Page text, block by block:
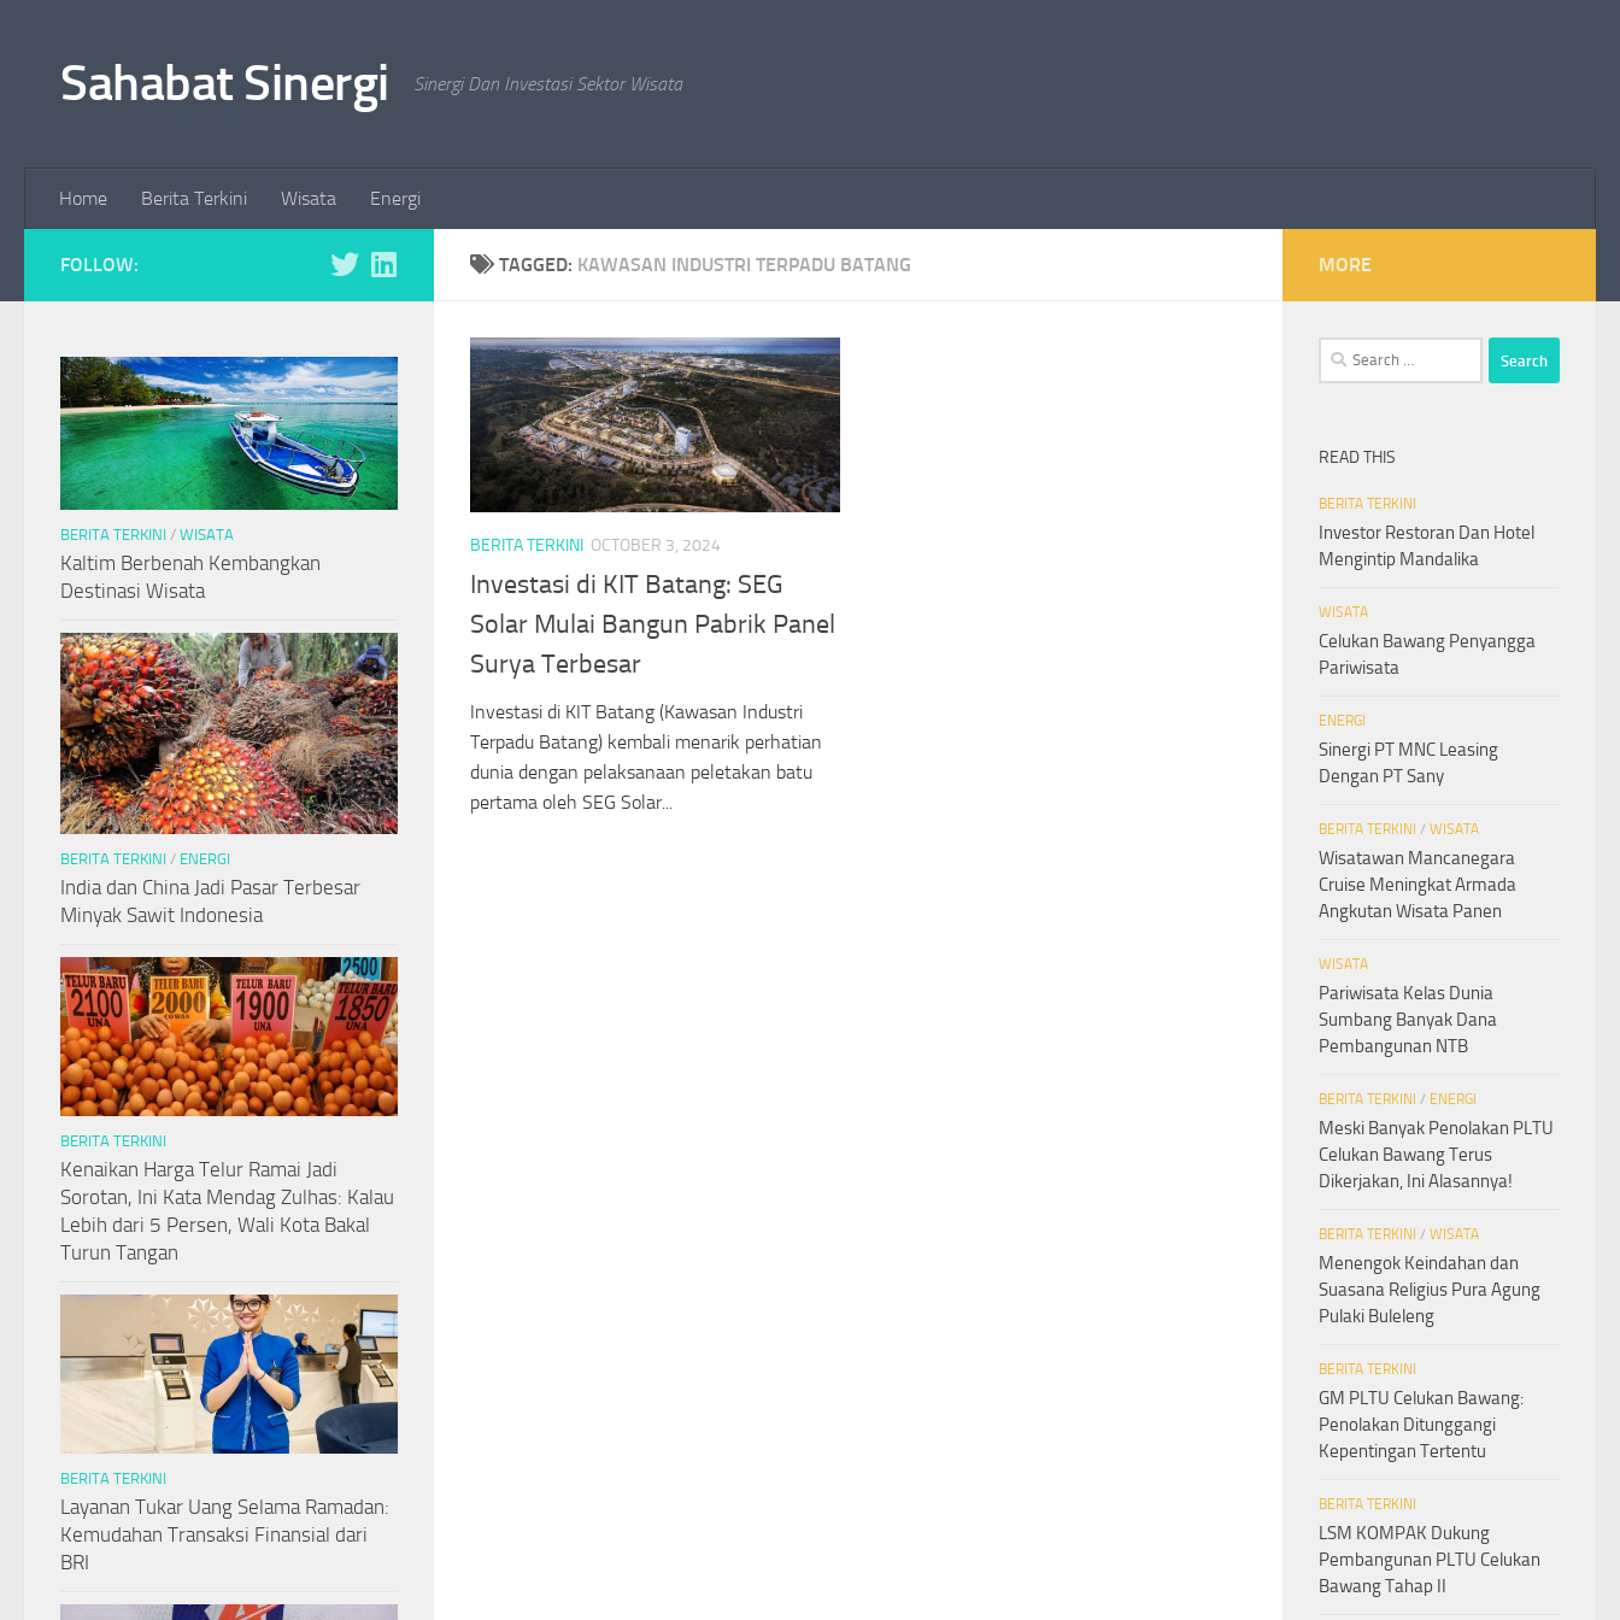
Sahabat Sinergi Sinergi Dan Investasi Sektor Wisata
Home Berita Terkini Wisata Energi
TAGGED: KAWASAN INDUSTRI TERPADU BATANG
BERITA TERKINI OCTOBER 3, 2024
Investasi di KIT Batang: SEG
Solar Mulai Bangun Pabrik Panel
Surya Terbesar
Investasi di KIT Batang (Kawasan Industri
Terpadu Batang) kembali menarik perhatian
dunia dengan pelaksanaan peletakan batu
pertama oleh SEG Solar...
FOLLOW:
BERITA TERKINI / WISATA
Kaltim Berbenah Kembangkan
Destinasi Wisata
BERITA TERKINI / ENERGI
India dan China Jadi Pasar Terbesar
Minyak Sawit Indonesia
BERITA TERKINI
Kenaikan Harga Telur Ramai Jadi
Sorotan, Ini Kata Mendag Zulhas: Kalau
Lebih dari 5 Persen, Wali Kota Bakal
Turun Tangan
BERITA TERKINI
Layanan Tukar Uang Selama Ramadan:
Kemudahan Transaksi Finansial dari
BRI
MORE
Search
for:
READ THIS
BERITA TERKINI
Investor Restoran Dan Hotel
Mengintip Mandalika
WISATA
Celukan Bawang Penyangga
Pariwisata
ENERGI
Sinergi PT MNC Leasing
Dengan PT Sany
BERITA TERKINI / WISATA
Wisatawan Mancanegara
Cruise Meningkat Armada
Angkutan Wisata Panen
WISATA
Pariwisata Kelas Dunia
Sumbang Banyak Dana
Pembangunan NTB
BERITA TERKINI / ENERGI
Meski Banyak Penolakan PLTU
Celukan Bawang Terus
Dikerjakan, Ini Alasannya!
BERITA TERKINI / WISATA
Menengok Keindahan dan
Suasana Religius Pura Agung
Pulaki Buleleng
BERITA TERKINI
GM PLTU Celukan Bawang:
Penolakan Ditunggangi
Kepentingan Tertentu
BERITA TERKINI
LSM KOMPAK Dukung
Pembangunan PLTU Celukan
Bawang Tahap II